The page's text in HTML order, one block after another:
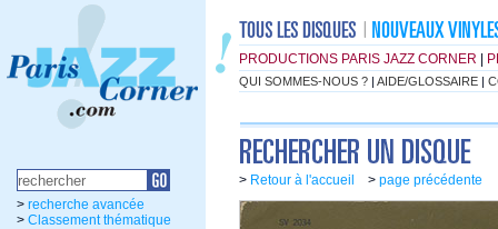
PRODUCTIONS PARIS JAZZ CORNER
QUI SOMMES-NOUS ? | AIDE/GLOSSAIRE |
> recherche avancée
> Classement thématique
> Retour à l'accueil > page précédente